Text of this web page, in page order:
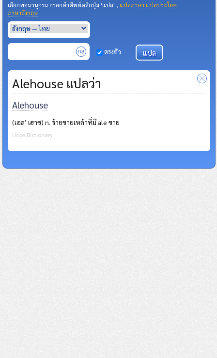
เลือกพจนานุกรม กรอกคำศัพท์คลิกปุ่ม 'แปล' , แปลภาษา แปลประโยค
ภาษาอังกฤษ
ตรงตัว
Alehouse แปลว่า
Alehouse
(เอล’ เฮาซฺ) n. ร้ายขายเหล้าที่มี ale ขาย
Hope Dictionary